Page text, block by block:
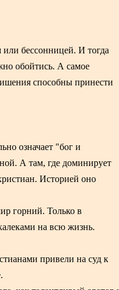
или бессонницей. И тогда
обойтись. А самое
способны принести
означает "бог и
А там, где доминирует
Историей оно
горний. Только в
на всю жизнь.
привели на суд к